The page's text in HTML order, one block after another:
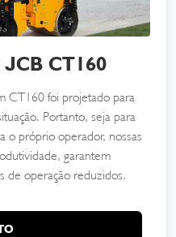
CT160
CT160 foi projetado para
Portanto, seja para
o próprio operador, nossas
garantem
de operação reduzidos.